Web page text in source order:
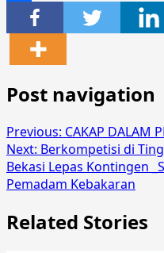
Share
Post navigation
Previous: CAKAP DALAM
Next: Berkompetisi di
Bekasi Lepas Kontingen
Pemadam Kebakaran
Related Stories